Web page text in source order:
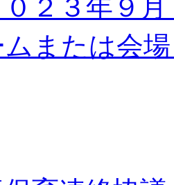
０２３年９
または会